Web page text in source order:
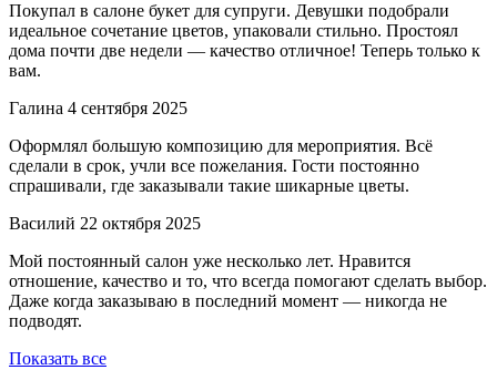
Покупал в салоне букет для супруги. Девушки подобрали
идеальное сочетание цветов, упаковали стильно. Простоял
дома почти две недели — качество отличное! Теперь только к
вам.
Галина 4 сентября 2025
Оформлял большую композицию для мероприятия. Всё
сделали в срок, учли все пожелания. Гости постоянно
спрашивали, где заказывали такие шикарные цветы.
Василий 22 октября 2025
Мой постоянный салон уже несколько лет. Нравится
отношение, качество и то, что всегда помогают сделать выбор.
Даже когда заказываю в последний момент — никогда не
подводят.
Показать все